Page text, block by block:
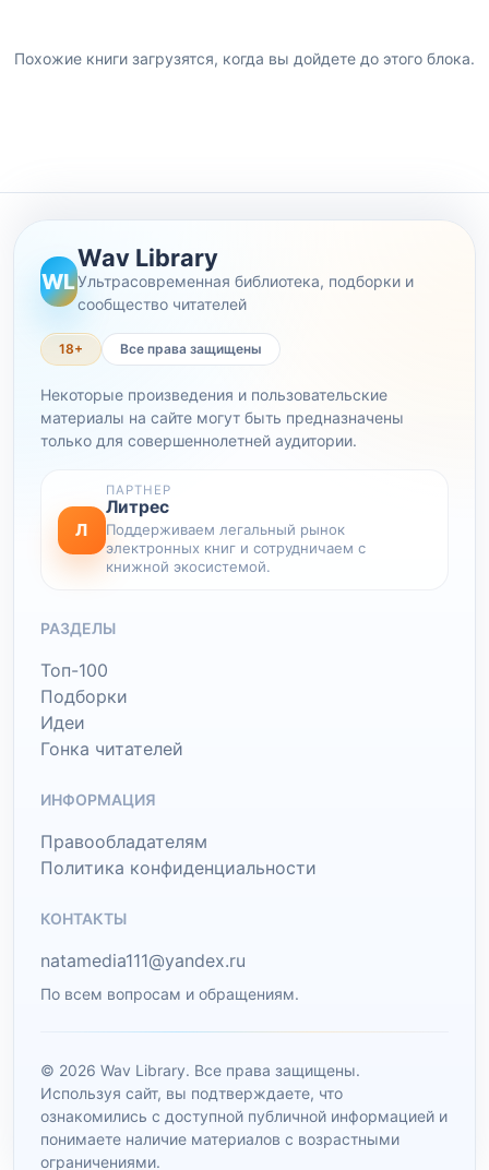
Похожие книги загрузятся, когда вы дойдете до этого блока.
WL
Wav Library
Ультрасовременная библиотека, подборки и
сообщество читателей
18+ Все права защищены
Некоторые произведения и пользовательские
материалы на сайте могут быть предназначены
только для совершеннолетней аудитории.
Л
ПАРТНЕР
Литрес
Поддерживаем легальный рынок
электронных книг и сотрудничаем с
книжной экосистемой.
РАЗДЕЛЫ
Топ-100
Подборки
Идеи
Гонка читателей
ИНФОРМАЦИЯ
Правообладателям
Политика конфиденциальности
КОНТАКТЫ
natamedia111@yandex.ru
По всем вопросам и обращениям.
© 2026 Wav Library. Все права защищены.
Используя сайт, вы подтверждаете, что
ознакомились с доступной публичной информацией и
понимаете наличие материалов с возрастными
ограничениями.